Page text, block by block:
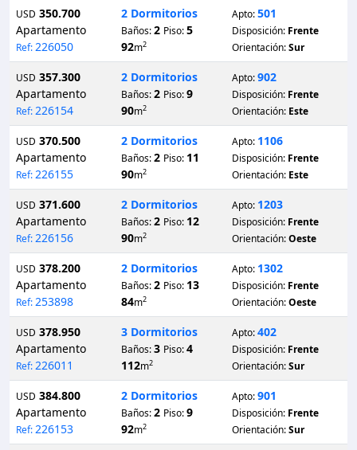
USD 350.700
Apartamento
Ref: 226050
2 Dormitorios
Baños:2 Piso:5
92m2
Apto:501
Disposición: Frente
Orientación:Sur
USD 357.300
Apartamento
Ref: 226154
2 Dormitorios
Baños:2 Piso:9
90m2
Apto:902
Disposición: Frente
Orientación: Este
USD 370.500
Apartamento
Ref: 226155
2 Dormitorios
Baños:2 Piso: 11
90m2
Apto: 1106
Disposición: Frente
Orientación: Este
USD 371.600
Apartamento
Ref: 226156
2 Dormitorios
Baños:2 Piso: 12
90m2
Apto: 1203
Disposición: Frente
Orientación:Oeste
USD 378.200
Apartamento
Ref: 253898
2 Dormitorios
Baños:2 Piso: 13
84m2
Apto: 1302
Disposición: Frente
Orientación:Oeste
USD 378.950
Apartamento
Ref: 226011
3 Dormitorios
Baños:3 Piso:4
112m2
Apto:402
Disposición: Frente
Orientación:Sur
USD 384.800
Apartamento
Ref: 226153
2 Dormitorios
Baños:2 Piso:9
92m2
Apto:901
Disposición: Frente
Orientación:Sur